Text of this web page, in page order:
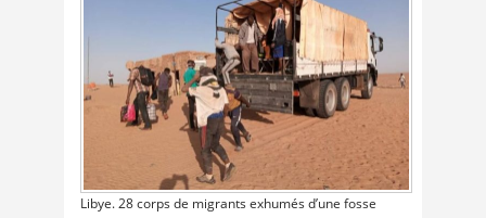
Libye. 28 corps de migrants exhumés d’une fosse